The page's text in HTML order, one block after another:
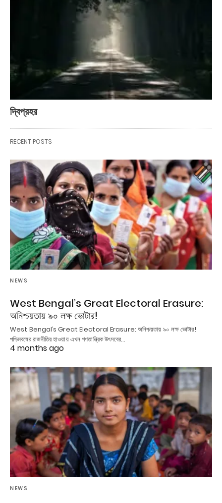
দ্বিপ্রহর
RECENT POSTS
NEWS
West Bengal’s Great Electoral Erasure:
অনিশ্চয়তায় ৯০ লক্ষ ভোটার!
West Bengal’s Great Electoral Erasure: অনিশ্চয়তায় ৯০ লক্ষ ভোটার!
পশ্চিমবঙ্গের রাজনীতির হাওয়ায় এখন গণতান্ত্রিক উৎসবের…
4 months ago
NEWS